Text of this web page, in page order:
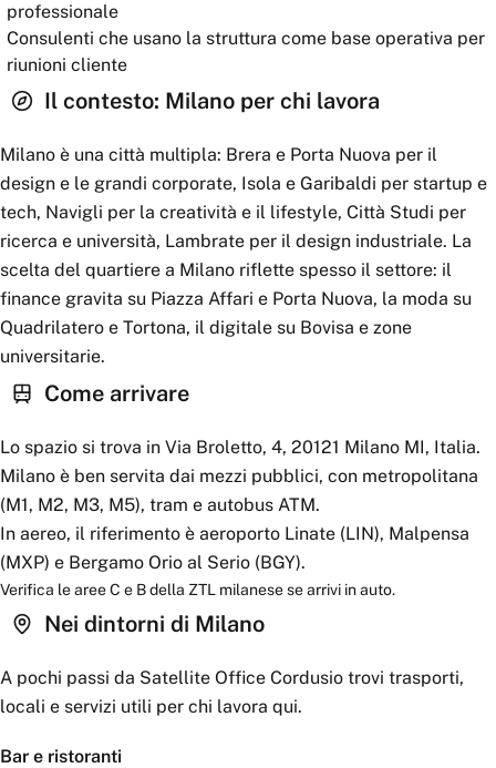
professionale
Consulenti che usano la struttura come base operativa per
riunioni cliente
Il contesto: Milano per chi lavora
Milano è una città multipla: Brera e Porta Nuova per il
design e le grandi corporate, Isola e Garibaldi per startup e
tech, Navigli per la creatività e il lifestyle, Città Studi per
ricerca e università, Lambrate per il design industriale. La
scelta del quartiere a Milano riflette spesso il settore: il
finance gravita su Piazza Affari e Porta Nuova, la moda su
Quadrilatero e Tortona, il digitale su Bovisa e zone
universitarie.
Come arrivare
Lo spazio si trova in Via Broletto, 4, 20121 Milano MI, Italia.
Milano è ben servita dai mezzi pubblici, con metropolitana
(M1, M2, M3, M5), tram e autobus ATM.
In aereo, il riferimento è aeroporto Linate (LIN), Malpensa
(MXP) e Bergamo Orio al Serio (BGY).
Verifica le aree C e B della ZTL milanese se arrivi in auto.
Nei dintorni di Milano
A pochi passi da Satellite Office Cordusio trovi trasporti,
locali e servizi utili per chi lavora qui.
Bar e ristoranti